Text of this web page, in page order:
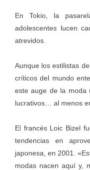
En Tokio, la
adolescentes lucen
atrevidos.
Aunque los estilistas
críticos del mundo
este auge de la moda
lucrativos… al menos
El francés Loic Bizel
tendencias en
japonesa, en 2001.
modas nacen aquí y,